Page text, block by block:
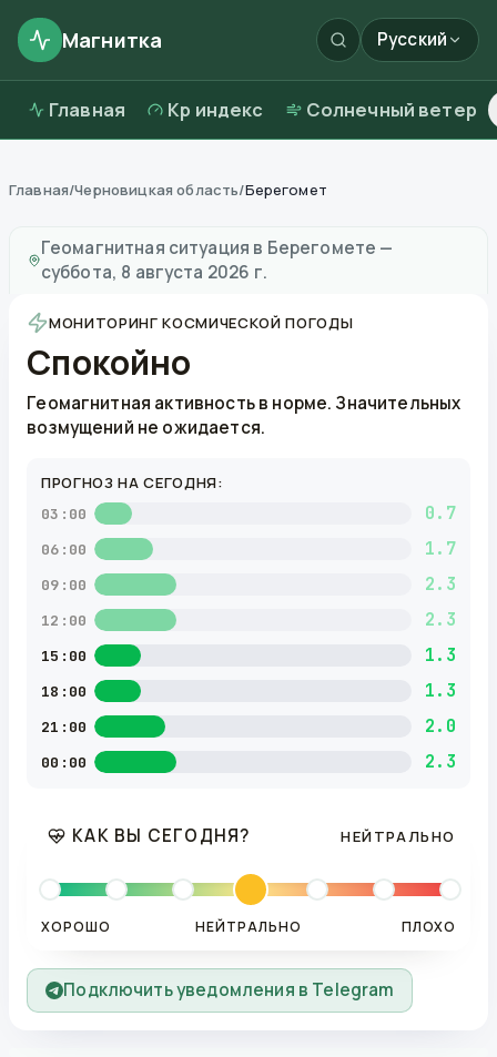
Магнитка Русский
Главная Kp индекс Солнечный ветер
Главная/Черновицкая область/Берегомет
Геомагнитная ситуация в Берегомете —
суббота, 8 августа 2026 г.
МОНИТОРИНГ КОСМИЧЕСКОЙ ПОГОДЫ
Спокойно
Геомагнитная активность в норме. Значительных
возмущений не ожидается.
ПРОГНОЗ НА СЕГОДНЯ:
03:00 0.7
06:00 1.7
09:00 2.3
12:00 2.3
15:00 1.3
18:00 1.3
21:00 2.0
00:00 2.3
КАК ВЫ СЕГОДНЯ? НЕЙТРАЛЬНО
ХОРОШО НЕЙТРАЛЬНО ПЛОХО
Подключить уведомления в Telegram